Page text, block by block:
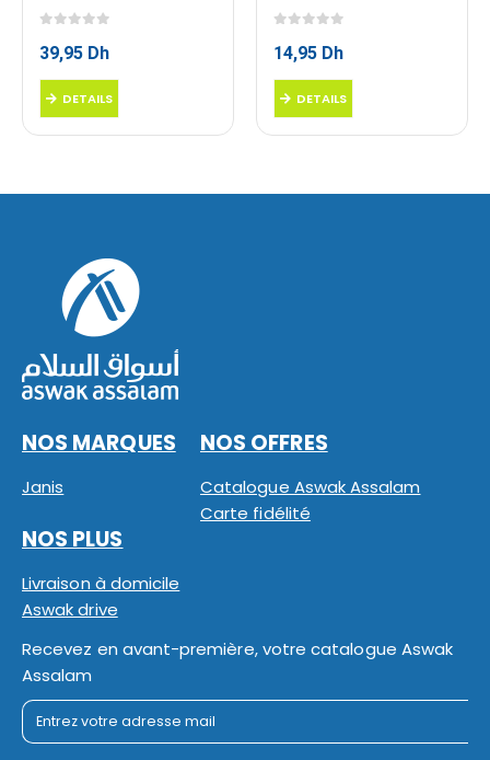
39,95 Dh
DETAILS
14,95 Dh
DETAILS
NOS MARQUES
Janis
NOS OFFRES
Catalogue Aswak Assalam
Carte fidélité
NOS PLUS
Livraison à domicile
Aswak drive
Recevez en avant-première, votre catalogue Aswak
Assalam